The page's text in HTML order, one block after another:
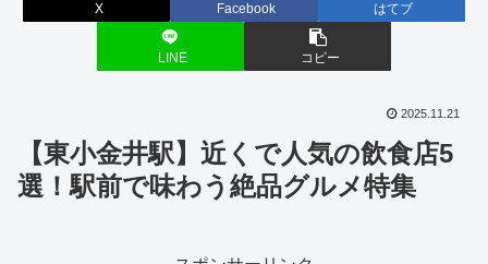
X Facebook はてブ
LINE コピー
2025.11.21
【東小金井駅】近くで人気の飲食店5
選！駅前で味わう絶品グルメ特集